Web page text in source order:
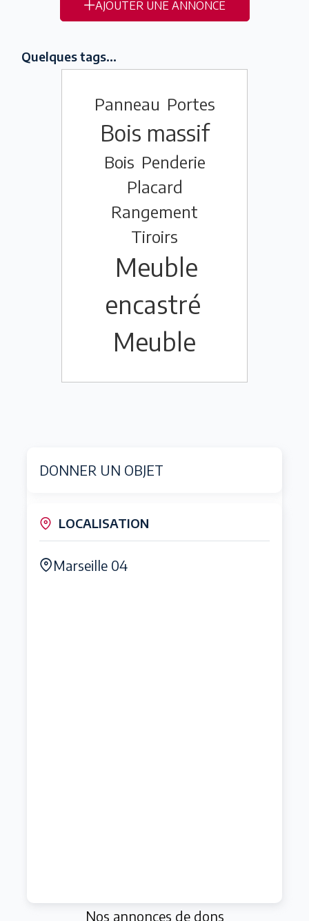
AJOUTER UNE ANNONCE
Quelques tags...
Panneau Portes
Bois massif
Bois Penderie
Placard
Rangement
Tiroirs
Meuble
encastré
Meuble
DONNER UN OBJET
LOCALISATION
Marseille 04
Nos annonces de dons